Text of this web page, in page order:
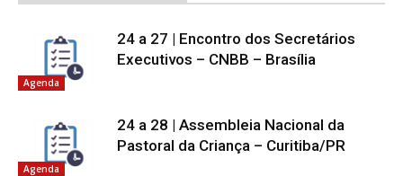
Agenda
24 a 27 | Encontro dos Secretários
Executivos – CNBB – Brasília
Agenda
24 a 28 | Assembleia Nacional da
Pastoral da Criança – Curitiba/PR